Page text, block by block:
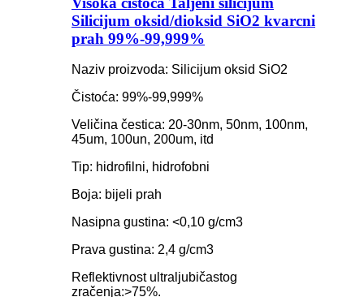
Silicijum oksid/dioksid SiO2 kvarcni
prah 99%-99,999%
Naziv proizvoda: Silicijum oksid SiO2
Čistoća: 99%-99,999%
Veličina čestica: 20-30nm, 50nm, 100nm,
45um, 100un, 200um, itd
Tip: hidrofilni, hidrofobni
Boja: bijeli prah
Nasipna gustina: <0,10 g/cm3
Prava gustina: 2,4 g/cm3
Reflektivnost ultraljubičastog
zračenja:>75%.